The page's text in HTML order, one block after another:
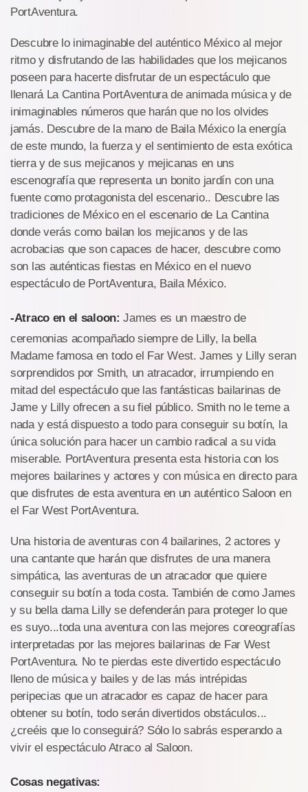
PortAventura.
Descubre lo inimaginable del auténtico México al mejor
ritmo y disfrutando de las habilidades que los mejicanos
poseen para hacerte disfrutar de un espectáculo que
llenará La Cantina PortAventura de animada música y de
inimaginables números que harán que no los olvides
jamás. Descubre de la mano de Baila México la energía
de este mundo, la fuerza y el sentimiento de esta exótica
tierra y de sus mejicanos y mejicanas en uns
escenografía que representa un bonito jardín con una
fuente como protagonista del escenario.. Descubre las
tradiciones de México en el escenario de La Cantina
donde verás como bailan los mejicanos y de las
acrobacias que son capaces de hacer, descubre como
son las auténticas fiestas en México en el nuevo
espectáculo de PortAventura, Baila México.
-Atraco en el saloon:James es un maestro de
ceremonias acompañado siempre de Lilly, la bella
Madame famosa en todo el Far West. James y Lilly seran
sorprendidos por Smith, un atracador, irrumpiendo en
mitad del espectáculo que las fantásticas bailarinas de
Jame y Lilly ofrecen a su fiel público. Smith no le teme a
nada y está dispuesto a todo para conseguir su botín, la
única solución para hacer un cambio radical a su vida
miserable. PortAventura presenta esta historia con los
mejores bailarines y actores y con música en directo para
que disfrutes de esta aventura en un auténtico Saloon en
el Far West PortAventura.
Una historia de aventuras con 4 bailarines, 2 actores y
una cantante que harán que disfrutes de una manera
simpática, las aventuras de un atracador que quiere
conseguir su botín a toda costa. También de como James
y su bella dama Lilly se defenderán para proteger lo que
es suyo...toda una aventura con las mejores coreografías
interpretadas por las mejores bailarinas de Far West
PortAventura. No te pierdas este divertido espectáculo
lleno de música y bailes y de las más intrépidas
peripecias que un atracador es capaz de hacer para
obtener su botín, todo serán divertidos obstáculos...
¿creéis que lo conseguirá? Sólo lo sabrás esperando a
vivir el espectáculo Atraco al Saloon.
Cosas negativas: